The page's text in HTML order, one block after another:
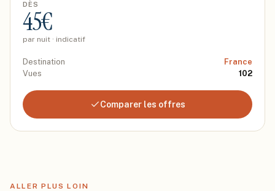
DÈS
45€
par nuit · indicatif
Destination
France
Vues
102
Comparer les offres
ALLER PLUS LOIN